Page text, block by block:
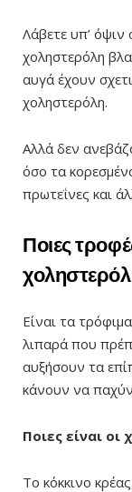
Λάβετε υπ’ όψιν
χοληστερόλη
αυγά έχουν
χοληστερόλη.
Αλλά δεν
όσο τα
πρωτεΐνες και
Ποιες
Είναι τα
λιπαρά που
αυξήσουν τα
κάνουν να
Ποιες είναι οι
Το κόκκινο